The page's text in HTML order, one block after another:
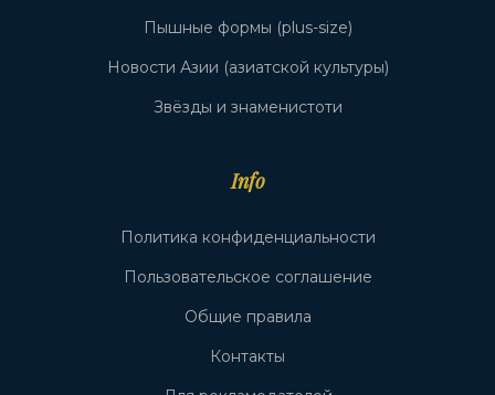
Пышные формы (plus-size)
Новости Азии (азиатской культуры)
Звёзды и знаменистоти
Info
Политика конфиденциальности
Пользовательское соглашение
Общие правила
Контакты